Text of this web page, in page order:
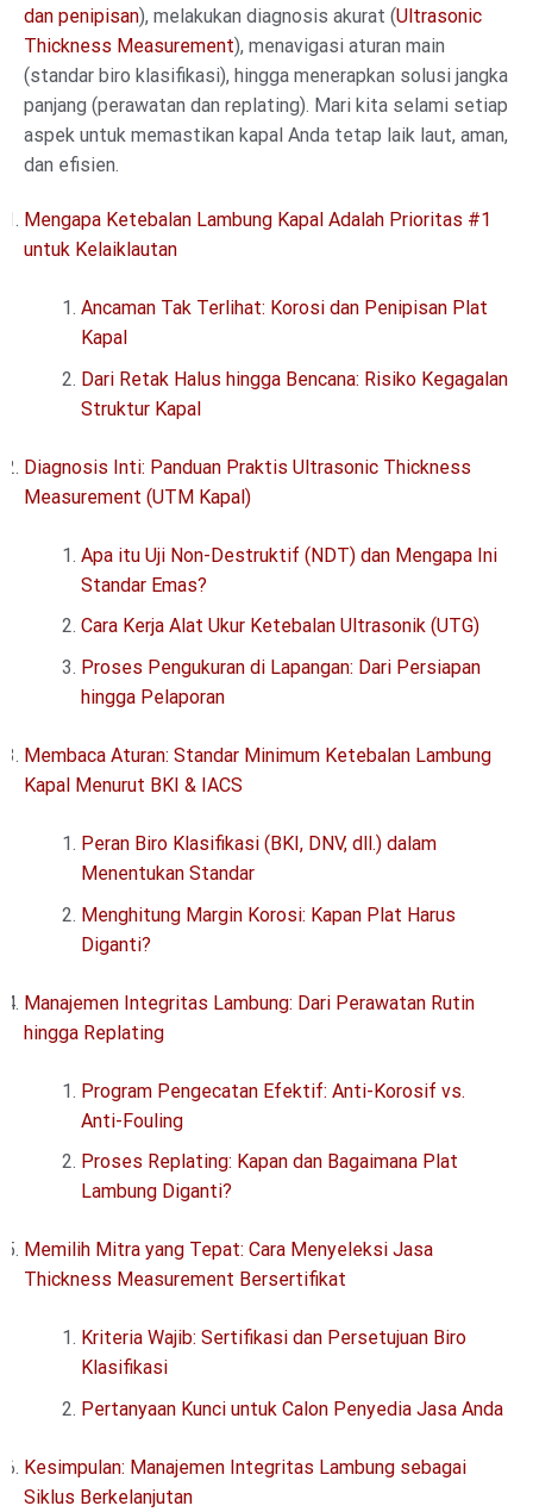
dan penipisan), melakukan diagnosis akurat (Ultrasonic
Thickness Measurement), menavigasi aturan main
(standar biro klasifikasi), hingga menerapkan solusi jangka
panjang (perawatan dan replating). Mari kita selami setiap
aspek untuk memastikan kapal Anda tetap laik laut, aman,
dan efisien.
Mengapa Ketebalan Lambung Kapal Adalah Prioritas #1
untuk Kelaiklautan
Ancaman Tak Terlihat: Korosi dan Penipisan Plat
Kapal
Dari Retak Halus hingga Bencana: Risiko Kegagalan
Struktur Kapal
Diagnosis Inti: Panduan Praktis Ultrasonic Thickness
Measurement (UTM Kapal)
Apa itu Uji Non-Destruktif (NDT) dan Mengapa Ini
Standar Emas?
Cara Kerja Alat Ukur Ketebalan Ultrasonik (UTG)
Proses Pengukuran di Lapangan: Dari Persiapan
hingga Pelaporan
Membaca Aturan: Standar Minimum Ketebalan Lambung
Kapal Menurut BKI & IACS
Peran Biro Klasifikasi (BKI, DNV, dll.) dalam
Menentukan Standar
Menghitung Margin Korosi: Kapan Plat Harus
Diganti?
Manajemen Integritas Lambung: Dari Perawatan Rutin
hingga Replating
Program Pengecatan Efektif: Anti-Korosif vs.
Anti-Fouling
Proses Replating: Kapan dan Bagaimana Plat
Lambung Diganti?
Memilih Mitra yang Tepat: Cara Menyeleksi Jasa
Thickness Measurement Bersertifikat
Kriteria Wajib: Sertifikasi dan Persetujuan Biro
Klasifikasi
Pertanyaan Kunci untuk Calon Penyedia Jasa Anda
Kesimpulan: Manajemen Integritas Lambung sebagai
Siklus Berkelanjutan